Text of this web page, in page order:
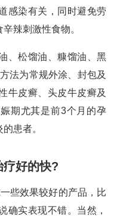
感染有关，同时避免劳
辣刺激性食物。
、松馏油、糠馏油、黑
法为常规外涂、封包及
牛皮癣、头皮牛皮癣及
期尤其是前3个月的孕
患者。
疗好的快?
些效果较好的产品，比
确实表现不错。当然，